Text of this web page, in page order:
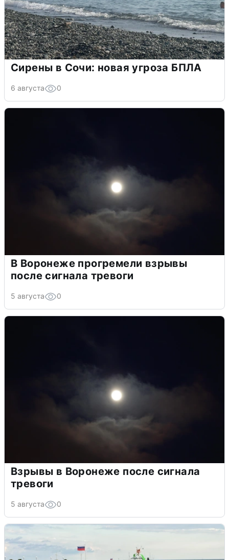
Сирены в Сочи: новая угроза БПЛА
6 августа 0
В Воронеже прогремели взрывы
после сигнала тревоги
5 августа 0
Взрывы в Воронеже после сигнала
тревоги
5 августа 0